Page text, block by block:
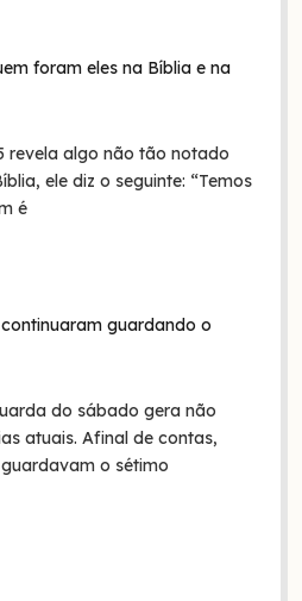
foram eles na Bíblia e na
revela algo não tão notado
ele diz o seguinte: “Temos
é
guardando o
do sábado gera não
atuais. Afinal de contas,
o sétimo